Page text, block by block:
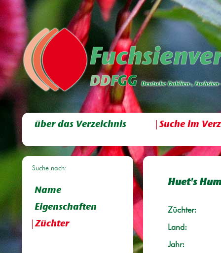
über das Verzeichnis Suche im
Suche nach:
Name
Eigenschaften
Züchter
Huet's
Züchter:
Land:
Jahr: